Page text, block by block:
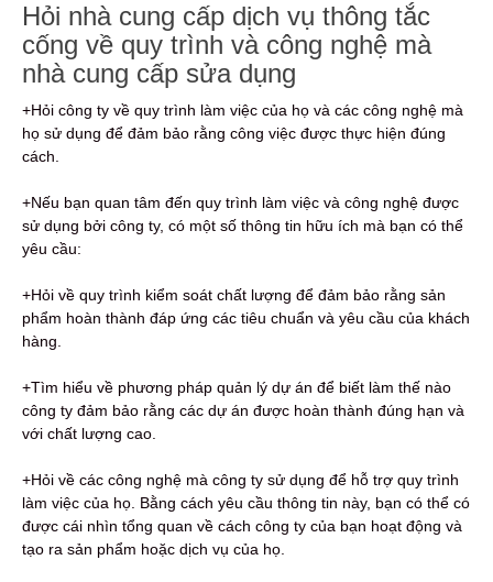
Hỏi nhà cung cấp dịch vụ thông tắc
cống về quy trình và công nghệ mà
nhà cung cấp sửa dụng
+Hỏi công ty về quy trình làm việc của họ và các công nghệ mà
họ sử dụng để đảm bảo rằng công việc được thực hiện đúng
cách.
+Nếu bạn quan tâm đến quy trình làm việc và công nghệ được
sử dụng bởi công ty, có một số thông tin hữu ích mà bạn có thể
yêu cầu:
+Hỏi về quy trình kiểm soát chất lượng để đảm bảo rằng sản
phẩm hoàn thành đáp ứng các tiêu chuẩn và yêu cầu của khách
hàng.
+Tìm hiểu về phương pháp quản lý dự án để biết làm thế nào
công ty đảm bảo rằng các dự án được hoàn thành đúng hạn và
với chất lượng cao.
+Hỏi về các công nghệ mà công ty sử dụng để hỗ trợ quy trình
làm việc của họ. Bằng cách yêu cầu thông tin này, bạn có thể có
được cái nhìn tổng quan về cách công ty của bạn hoạt động và
tạo ra sản phẩm hoặc dịch vụ của họ.